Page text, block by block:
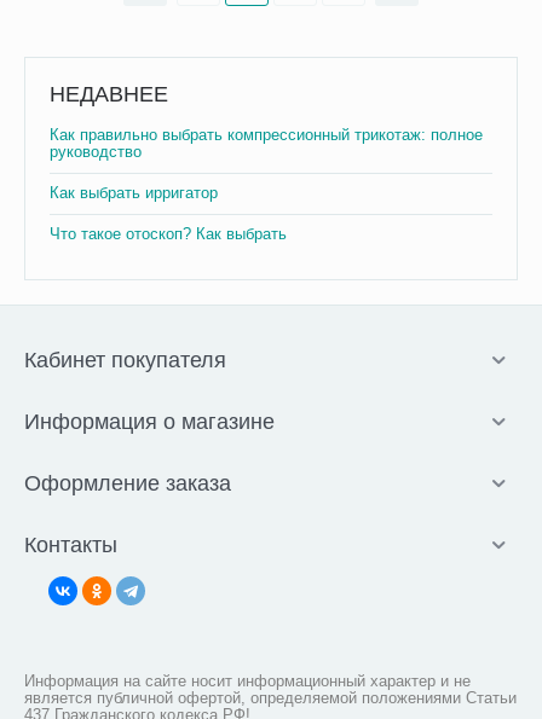
НЕДАВНЕЕ
Как правильно выбрать компрессионный трикотаж: полное
руководство
Как выбрать ирригатор
Что такое отоскоп? Как выбрать
Кабинет покупателя
Информация о магазине
Оформление заказа
Контакты
Информация на сайте носит информационный характер и не
является публичной офертой, определяемой положениями Статьи
437 Гражданского кодекса РФ!